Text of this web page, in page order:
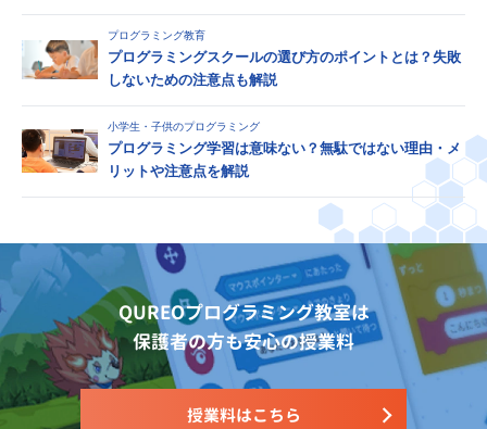
プログラミング教育
プログラミングスクールの選び方のポイントとは？失敗
しないための注意点も解説
小学生・子供のプログラミング
プログラミング学習は意味ない？無駄ではない理由・メ
リットや注意点を解説
QUREOプログラミング教室は
保護者の方も安心の授業料
授業料はこちら